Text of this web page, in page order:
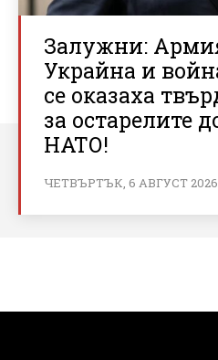
Залужни:
Украйна и
се оказаха
за остарелите
НАТО!
ЧЕТВЪРТЪК, 6 АВГУСТ 2026